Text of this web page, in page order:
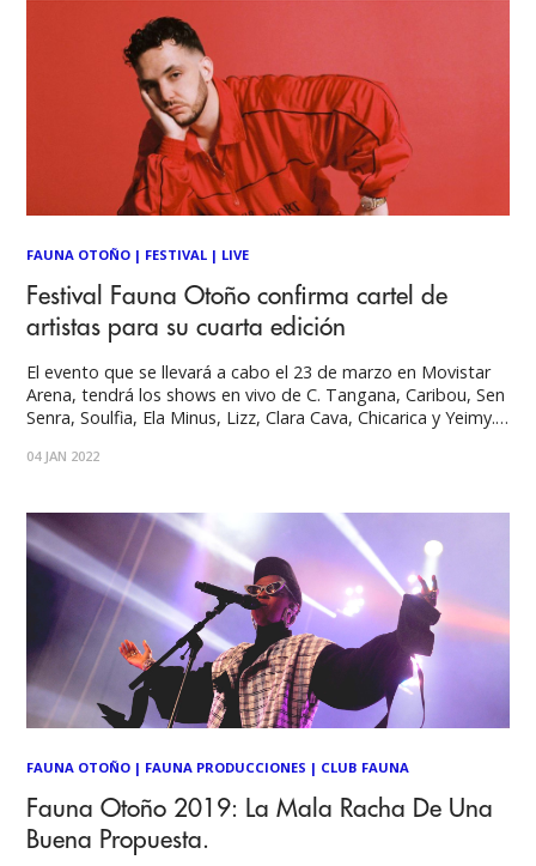
FAUNA OTOÑO | FESTIVAL | LIVE
Festival Fauna Otoño confirma cartel de
artistas para su cuarta edición
El evento que se llevará a cabo el 23 de marzo en Movistar
Arena, tendrá los shows en vivo de C. Tangana, Caribou, Sen
Senra, Soulfia, Ela Minus, Lizz, Clara Cava, Chicarica y Yeimy.
próximo 23 de marzo se llevará a
04 JAN 2022
FAUNA OTOÑO | FAUNA PRODUCCIONES | CLUB FAUNA
Fauna Otoño 2019: La Mala Racha De Una
Buena Propuesta.